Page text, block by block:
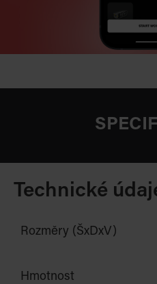
Technické
Rozměry (ŠxDxV)
Hmotnost